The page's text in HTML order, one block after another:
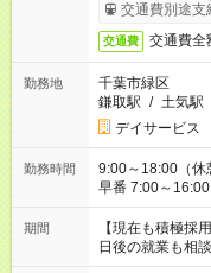
交通費別途支
交通費 交通費全
勤務地
千葉市緑区
鎌取駅 / 土気駅
デイサービス
勤務時間
9:00～18:00（休憩60分） ■ご希望があれ
早番 7:00～16:00 遅番
い」 「余裕を持
たくない」 など、ご
の方へ 今ご覧の
の勤務時間。 合
期間
【現在も積極
日後の就業も相